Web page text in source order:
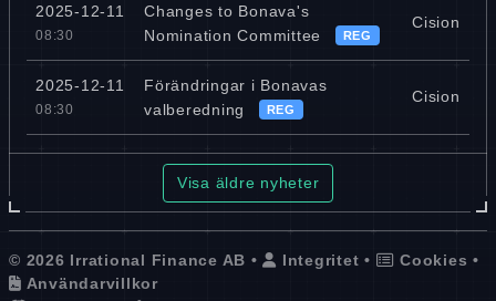
2025-12-11
08:30
Changes to Bonava's
Nomination Committee
REG
Cision
2025-12-11
08:30
Förändringar i Bonavas
valberedning
REG
Cision
Visa äldre nyheter
© 2026 Irrational Finance AB • Integritet • Cookies •
Användarvillkor